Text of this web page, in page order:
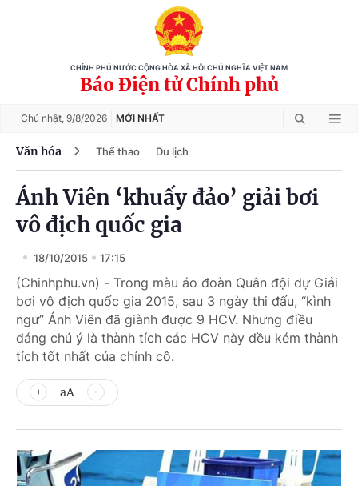
CHÍNH PHỦ NƯỚC CỘNG HÒA XÃ HỘI CHỦ NGHĨA VIỆT NAM
Báo Điện tử Chính phủ
Chủ nhật, 9/8/2026 MỚI NHẤT
Văn hóa Thể thao Du lịch
Ánh Viên ‘khuấy đảo’ giải bơi
vô địch quốc gia
18/10/2015 17:15
(Chinhphu.vn) - Trong màu áo đoàn Quân đội dự Giải
bơi vô địch quốc gia 2015, sau 3 ngày thi đấu, “kình
ngư” Ánh Viên đã giành được 9 HCV. Nhưng điều
đáng chú ý là thành tích các HCV này đều kém thành
tích tốt nhất của chính cô.
aA